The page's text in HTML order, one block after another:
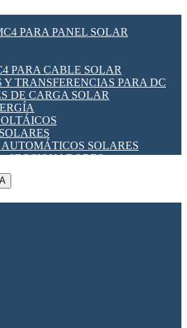
PARA PANEL SOLAR
PARA CABLE SOLAR
TRANSFERENCIAS PARA DC
DE CARGA SOLAR
SOLARES
SECCIONADORES
SPDS PARA